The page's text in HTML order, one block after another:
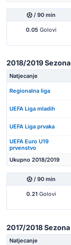
/ 90 min
0.05 Golovi
2018/2019 Sezona
Natjecanje
Regionalna liga
UEFA Liga mladih
UEFA Liga prvaka
UEFA Euro U19
prvenstvo
Ukupno 2018/2019
/ 90 min
0.21 Golovi
2017/2018 Sezona
Natjecanje